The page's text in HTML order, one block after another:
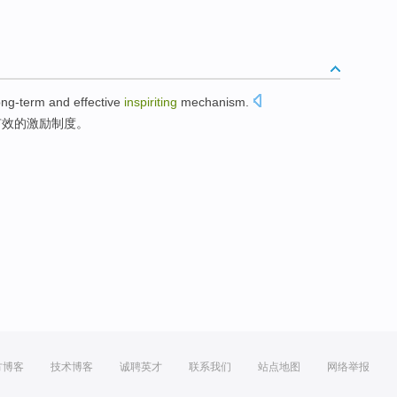
term and effective inspiriting mechanism.
的激励制度。
博客 技术博客 诚聘英才 联系我们 站点地图 网络举报